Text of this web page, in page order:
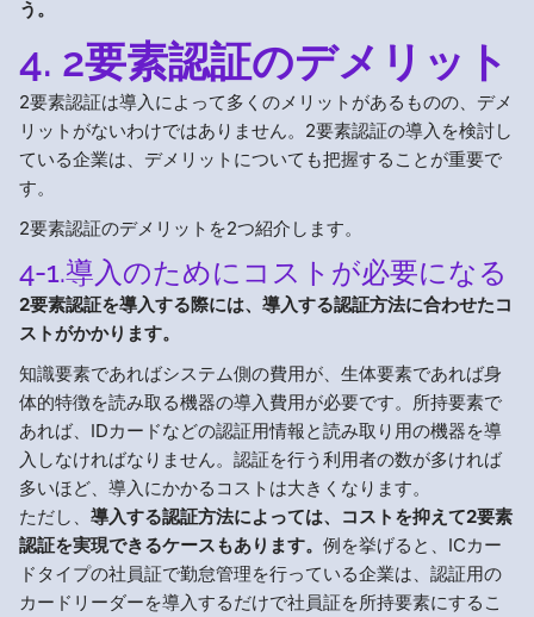
う。
4. 2要素認証のデメリット
2要素認証は導入によって多くのメリットがあるものの、デメ
リットがないわけではありません。2要素認証の導入を検討し
ている企業は、デメリットについても把握することが重要で
す。
2要素認証のデメリットを2つ紹介します。
4-1.導入のためにコストが必要になる
2要素認証を導入する際には、導入する認証方法に合わせたコ
ストがかかります。
知識要素であればシステム側の費用が、生体要素であれば身
体的特徴を読み取る機器の導入費用が必要です。所持要素で
あれば、IDカードなどの認証用情報と読み取り用の機器を導
入しなければなりません。認証を行う利用者の数が多ければ
多いほど、導入にかかるコストは大きくなります。
ただし、 導入する認証方法によっては、コストを抑えて2要素
認証を実現できるケースもあります。 例を挙げると、ICカー
ドタイプの社員証で勤怠管理を行っている企業は、認証用の
カードリーダーを導入するだけで社員証を所持要素にするこ